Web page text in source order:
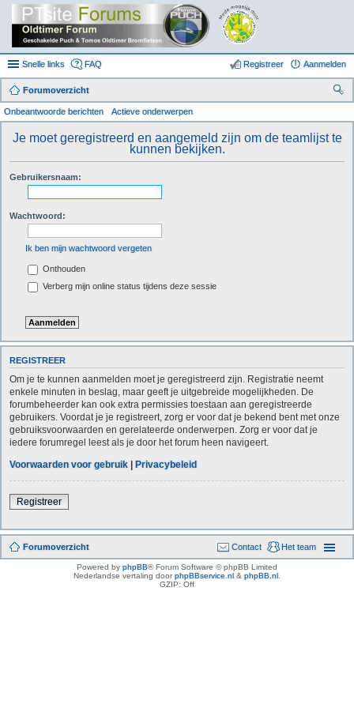
Snelle links FAQ Aanmelden
Registreer
Forumoverzicht
Onbeantwoorde berichten Actieve onderwerpen
Je moet geregistreerd en aangemeld zijn om de teamlijst te
kunnen bekijken.
Gebruikersnaam:
Wachtwoord:
Ik ben mijn wachtwoord vergeten
Onthouden
Verberg mijn online status tijdens deze sessie
REGISTREER
Om je te kunnen aanmelden moet je geregistreerd zijn. Registratie neemt
enkele minuten in beslag, maar geeft je uitgebreide mogelijkheden. De
forumbeheerder kan ook extra permissies toestaan aan geregistreerde
gebruikers. Voordat je je registreert, zorg er voor dat je bekend bent met onze
gebruiksvoorwaarden en gerelateerde onderwerpen. Zorg er voor dat je
iedere forumregel leest als je door het forum heen navigeert.
Voorwaarden voor gebruik | Privacybeleid
Registreer
Forumoverzicht Het team
Contact
Powered by phpBB® Forum Software © phpBB Limited
Nederlandse vertaling doorphpBBservice.nl & phpBB.nl
GZIP: Off